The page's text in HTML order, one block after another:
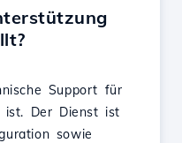
Support für
ist. Der Dienst ist
sowie